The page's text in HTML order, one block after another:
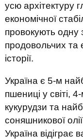
усю архітектуру
економічної
провокують одну
продовольчих та
історії.
Україна є 5-м
пшениці у світі,
кукурудзи та
соняшникової
Україна відіграє